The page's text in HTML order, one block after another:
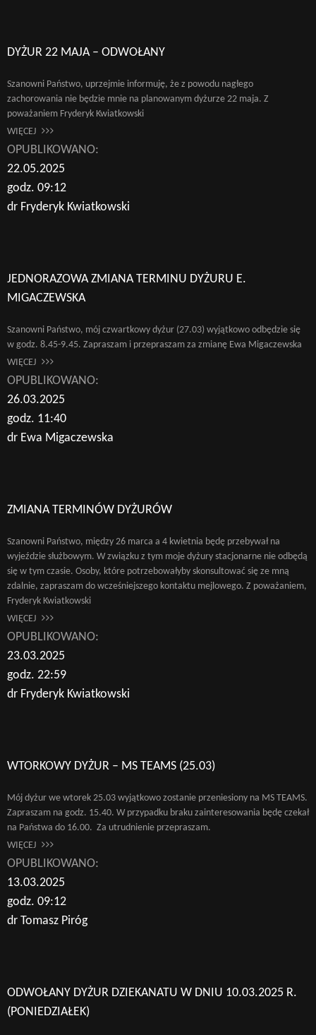
DYŻUR 22 MAJA – ODWOŁANY
Szanowni Państwo, uprzejmie informuję, że z powodu nagłego
zachorowania nie będzie mnie na planowanym dyżurze 22 maja. Z
poważaniem Fryderyk Kwiatkowski
WIĘCEJ
OPUBLIKOWANO:
22.05.2025
godz. 09:12
dr Fryderyk Kwiatkowski
JEDNORAZOWA ZMIANA TERMINU DYŻURU E.
MIGACZEWSKA
Szanowni Państwo, mój czwartkowy dyżur (27.03) wyjątkowo odbędzie się
w godz. 8.45-9.45. Zapraszam i przepraszam za zmianę Ewa Migaczewska
WIĘCEJ
OPUBLIKOWANO:
26.03.2025
godz. 11:40
dr Ewa Migaczewska
ZMIANA TERMINÓW DYŻURÓW
Szanowni Państwo, między 26 marca a 4 kwietnia będę przebywał na
wyjeździe służbowym. W związku z tym moje dyżury stacjonarne nie odbędą
się w tym czasie. Osoby, które potrzebowałyby skonsultować się ze mną
zdalnie, zapraszam do wcześniejszego kontaktu mejlowego. Z poważaniem,
Fryderyk Kwiatkowski
WIĘCEJ
OPUBLIKOWANO:
23.03.2025
godz. 22:59
dr Fryderyk Kwiatkowski
WTORKOWY DYŻUR – MS TEAMS (25.03)
Mój dyżur we wtorek 25.03 wyjątkowo zostanie przeniesiony na MS TEAMS.
Zapraszam na godz. 15.40. W przypadku braku zainteresowania będę czekał
na Państwa do 16.00. Za utrudnienie przepraszam.
WIĘCEJ
OPUBLIKOWANO:
13.03.2025
godz. 09:12
dr Tomasz Piróg
ODWOŁANY DYŻUR DZIEKANATU W DNIU 10.03.2025 R.
(PONIEDZIAŁEK)